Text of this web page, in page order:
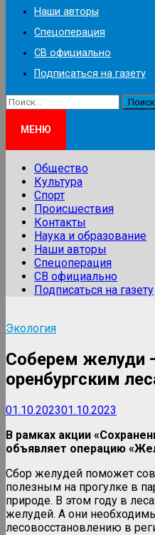
Наши авторы
Спецоперация
СВ официально
Подписаться на газету
Найти:
МЕНЮ
Общество
Культура
Спорт
Происшествия
Контакты
Наука и образование
Наши авторы
Спецоперация
СВ официально
Подписаться на газету
Экология
Соберем
оренбургским
01.10.202301.10.2023
В рамках акции
объявляет операцию
Сбор желудей поможет
полезным на прогулке в
природе. В этом году в
желудей. А они
лесовосстановлению в